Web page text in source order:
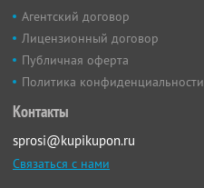
Агентский договор
Лицензионный договор
Публичная оферта
Политика конфиденциальности
Контакты
sprosi@kupikupon.ru
Связаться с нами